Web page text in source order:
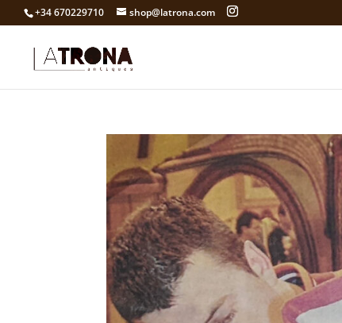
+34 670229710 shop@latrona.com